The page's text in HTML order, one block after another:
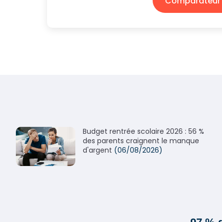
Budget rentrée scolaire 2026 : 56 %
des parents craignent le manque
d'argent (06/08/2026)